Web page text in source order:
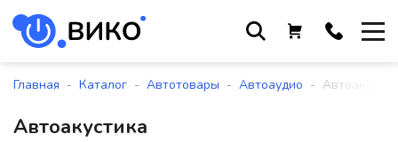
с понедельника по пятницу
Главная - Каталог - Автотовары - Автоаудио -
Автоакустика